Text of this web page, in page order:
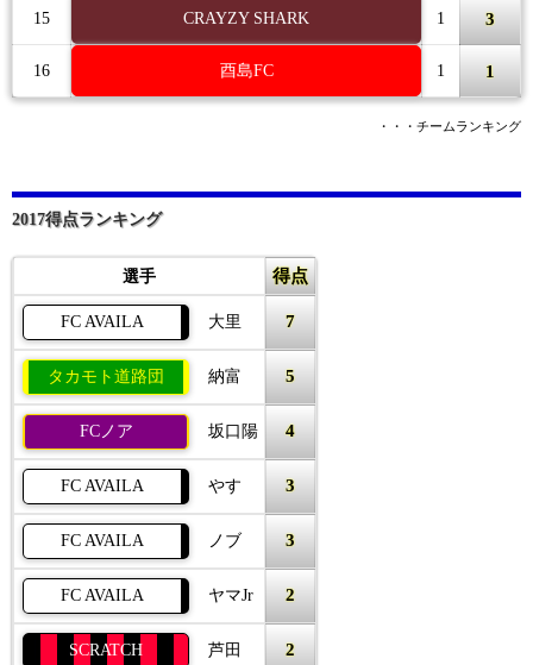
15 CRAYZY SHARK 1 3
16 酉島FC 1 1
・・・チームランキング
2017得点ランキング
選手 得点
FC AVAILA 大里 7
タカモト道路団 納富 5
FCノア 坂口陽 4
FC AVAILA やす 3
FC AVAILA ノブ 3
FC AVAILA ヤマJr 2
SCRATCH 芦田 2